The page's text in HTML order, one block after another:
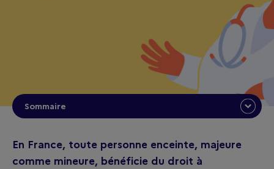
Sommaire
En France, toute personne enceinte, majeure
comme mineure, bénéficie du droit à